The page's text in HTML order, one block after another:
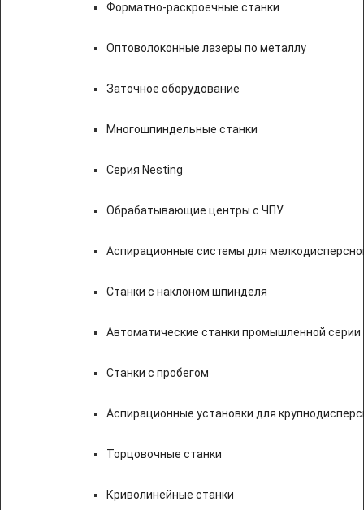
Форматно-раскроечные станки
Оптоволоконные лазеры по металлу
Заточное оборудование
Многошпиндельные станки
Серия Nesting
Обрабатывающие центры с ЧПУ
Аспирационные системы для
Станки с наклоном шпинделя
Автоматические станки промышленной серии
Станки с пробегом
Аспирационные установки для
Торцовочные станки
Криволинейные станки